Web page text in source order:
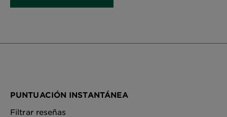
PUNTUACIÓN INSTANTÁNEA
Filtrar reseñas